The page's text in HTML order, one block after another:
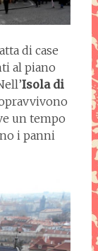
di case
al piano
Isola di
un tempo
i panni